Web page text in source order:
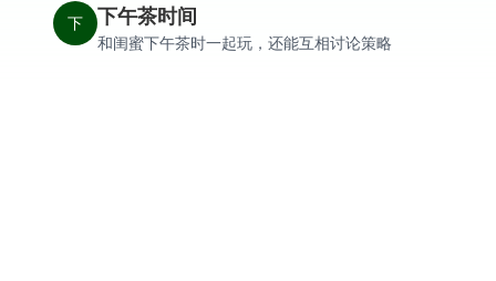
下
下午茶时间
和闺蜜下午茶时一起玩，还能互相讨论策略